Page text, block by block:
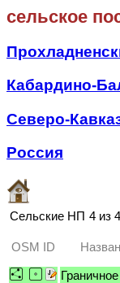
сельское
Кабардино-
Северо-
Россия
Сельские НП 4 из 4
OSM ID
Граничное